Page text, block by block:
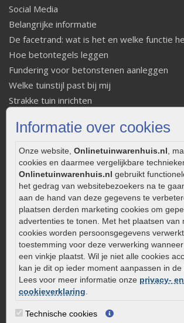
Informatie over cookies
Onze website, Onlinetuinwarenhuis.nl,
cookies en daarmee vergelijkbare
Onlinetuinwarenhuis.nl gebruikt
het gedrag van websitebezoekers na te
aan de hand van deze gegevens te
plaatsen derden marketing cookies om
advertenties te tonen. Met het plaatsen van
cookies worden persoonsgegevens
toestemming voor deze verwerking
een vinkje plaatst. Wil je niet alle cookies
kan je dit op ieder moment aanpassen in de
Lees voor meer informatie onze privacy- en
cookieverklaring.
Technische cookies
Social Media
Belangrijke informatie
De facetrand: wat is het en welke functie
Hoe betontegels leggen
Fundering voor betonstenen aanleggen
Welke tuinstijl past bij mij
Strakke tuin inrichten
Onderhoud van gebakken bestrating
Aanlegtips voor gebakken bestrating
Zelf een terras aanleggen
Kleine stadstuin inrichten
0320 – 219170
Kaapstanderweg 41
8243 RB Lelystad
info@onlinetuinwarenhuis.nl
Routebeschrijving
Openingstijden
Maandag
Dinsdag